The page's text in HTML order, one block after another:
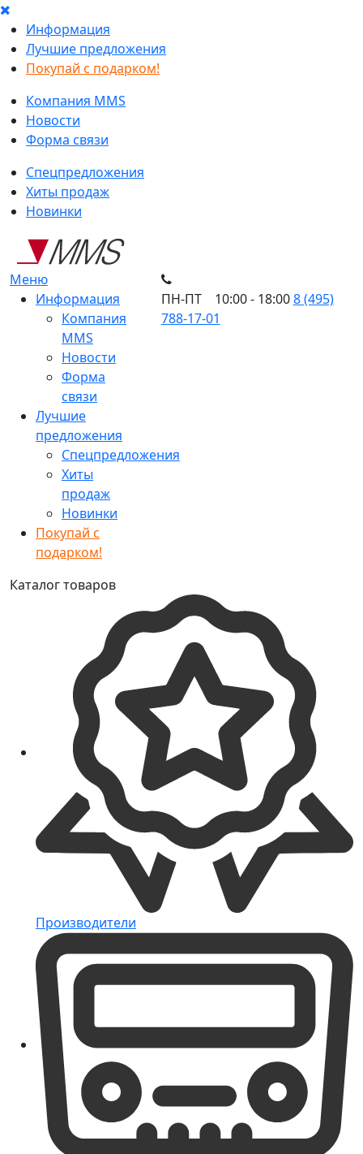
Информация
Лучшие предложения
Покупай с подарком!
Компания MMS
Новости
Форма связи
Спецпредложения
Хиты продаж
Новинки
Меню
Информация
Компания
MMS
Новости
Форма
связи
Лучшие
предложения
Спецпредложения
Хиты
продаж
Новинки
Покупай с
подарком!
ПН-ПТ 10:00 - 18:008 (495)
788-17-01
Каталог товаров
Производители